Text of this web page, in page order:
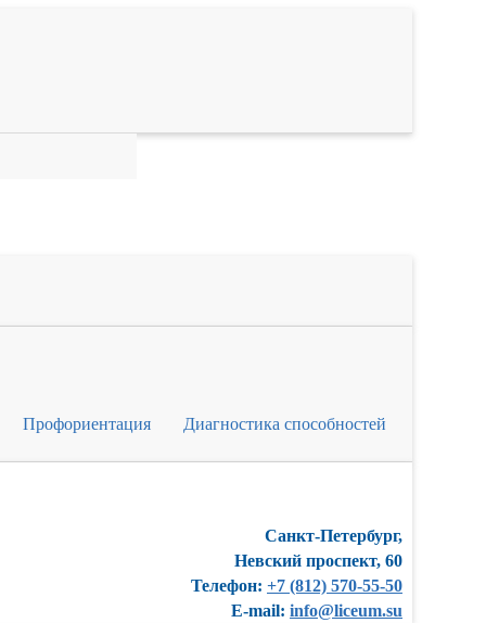
Профориентация Диагностика способностей
Санкт-Петербург,
Невский проспект, 60
Телефон: +7 (812) 570-55-50
E-mail: info@liceum.su